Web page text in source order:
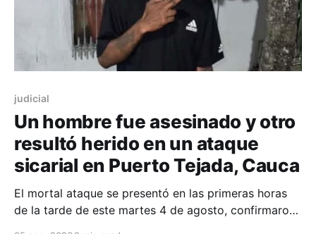
judicial
Un hombre fue asesinado y otro
resultó herido en un ataque
sicarial en Puerto Tejada, Cauca
El mortal ataque se presentó en las primeras horas
de la tarde de este martes 4 de agosto, confirmaron